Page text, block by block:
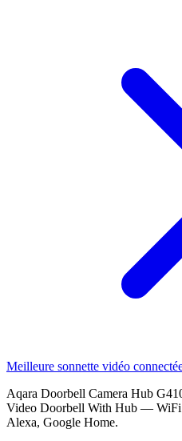
Meilleure sonnette vidéo
Aqara Doorbell Camera Hub
Video Doorbell With Hub —
Alexa, Google Home.